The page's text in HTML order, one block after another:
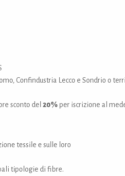
Confindustria Lecco e Sondrio o
sconto del 20% per iscrizione al
tessile e sulle loro
tipologie di fibre.